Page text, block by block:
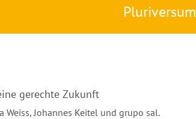
Pluriversum
gerechte Zukunft
Weiss, Johannes Keitel und grupo sal.